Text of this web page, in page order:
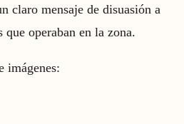
claro mensaje de disuasión a
que operaban en la zona.
imágenes: